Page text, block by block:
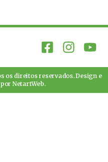
os direitos reservados. Design e
NetartWeb.